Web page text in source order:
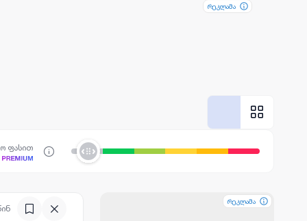
რეკლამა
ფასით
რეკლამა
რეკლამა
რეკლამა